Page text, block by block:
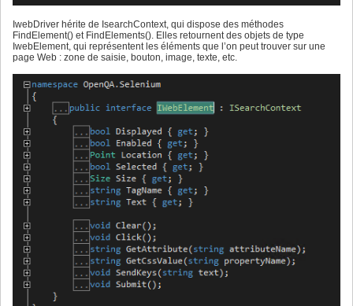
IwebDriver hérite de IsearchContext, qui dispose des méthodes
FindElement() et FindElements(). Elles retournent des objets de type
IwebElement, qui représentent les éléments que l’on peut trouver sur une
page Web : zone de saisie, bouton, image, texte, etc.